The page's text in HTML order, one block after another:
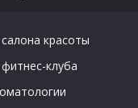
красоты
клуба